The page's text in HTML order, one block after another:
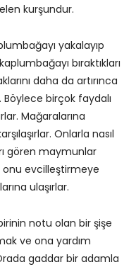
kurşundur.
yakalayıp
bıraktıkları
daha da artırınca
Böylece birçok faydalı
Mağaralarına
Onlarla nasıl
gören maymunlar
onu evcilleştirmeye
ulaşırlar.
notu olan bir şişe
ve ona yardım
gaddar bir adamla